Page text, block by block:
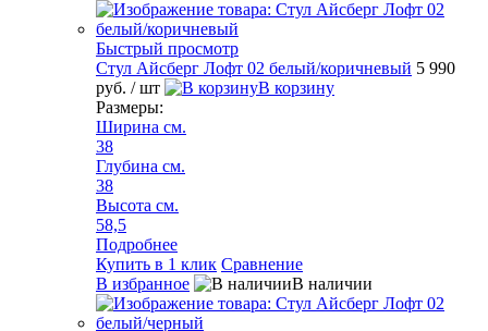
Быстрый просмотр
Стул Айсберг Лофт 02 белый/коричневый 5 990
руб. / шт
В корзину
Размеры:
Ширина см.
38
Глубина см.
38
Высота см.
58,5
Подробнее
Купить в 1 клик Сравнение
В избранное
В наличии